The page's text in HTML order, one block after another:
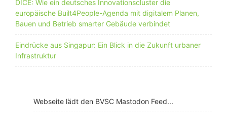
DICE: Wie ein deutsches Innovationscluster die
europäische Built4People-Agenda mit digitalem Planen,
Bauen und Betrieb smarter Gebäude verbindet
Eindrücke aus Singapur: Ein Blick in die Zukunft urbaner
Infrastruktur
Webseite lädt den BVSC Mastodon Feed...